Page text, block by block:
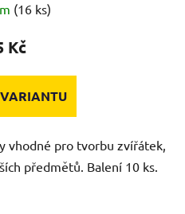
(16 ks)
Kč
vhodné pro tvorbu zvířátek,
předmětů. Balení 10 ks.